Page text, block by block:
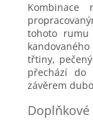
tohoto rumu
třtiny,
přechází
závěrem